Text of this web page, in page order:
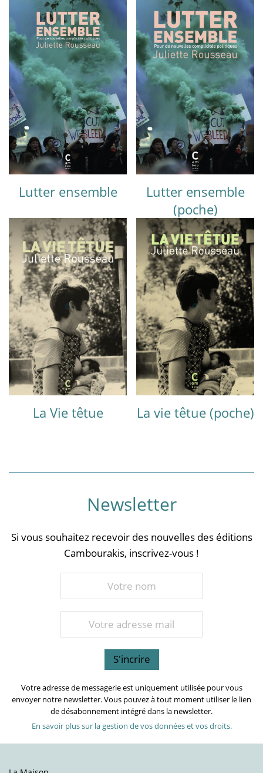
Lutter ensemble
Lutter ensemble
(poche)
La Vie têtue La vie têtue (poche)
Newsletter
Si vous souhaitez recevoir des nouvelles des éditions
Cambourakis, inscrivez-vous !
Votre adresse de messagerie est uniquement utilisée pour vous
envoyer notre newsletter. Vous pouvez à tout moment utiliser le lien
de désabonnement intégré dans la newsletter.
En savoir plus sur la gestion de vos données et vos droits.